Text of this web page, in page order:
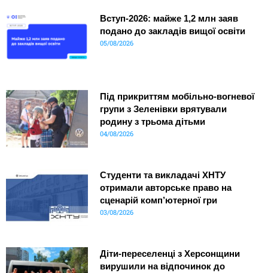
Вступ-2026: майже 1,2 млн заяв
подано до закладів вищої освіти
05/08/2026
Під прикриттям мобільно-вогневої
групи з Зеленівки врятували
родину з трьома дітьми
04/08/2026
Студенти та викладачі ХНТУ
отримали авторське право на
сценарій комп’ютерної гри
03/08/2026
Діти-переселенці з Херсонщини
вирушили на відпочинок до